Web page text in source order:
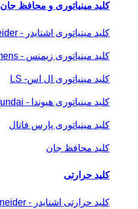
کلید مینیاتوری و محافظ جان
کلید مینیاتوری اشنایدر - Schneider
کلید مینیاتوری زیمنس - Siemens
کلید مینیاتوری ال اس- LS
کلید مینیاتوری هیوندا - Hyundai
کلید مینیاتوری پارس فانال
کلید محافظ جان
کلید حرارتی
کلید حرارتی اشنایدر - Schneider